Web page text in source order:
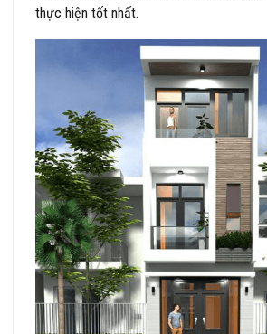
thực hiện tốt nhất.